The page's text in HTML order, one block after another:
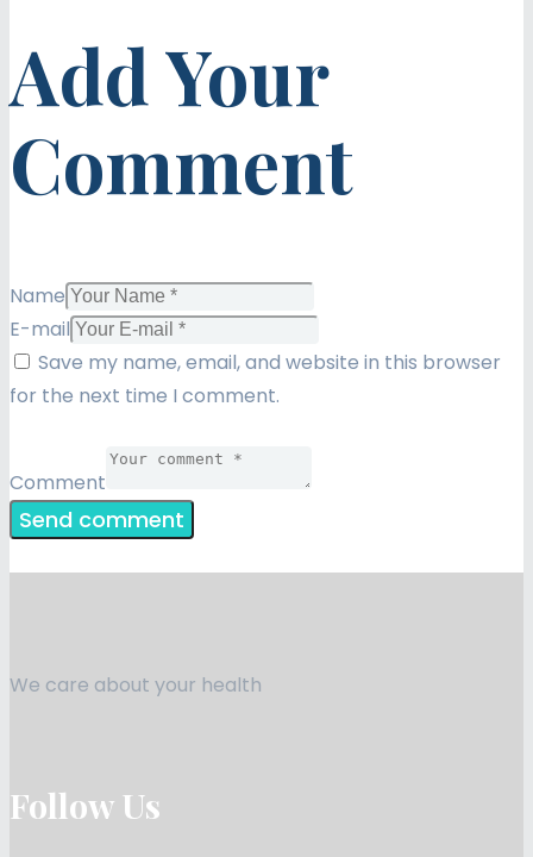
Add Your
Comment
Name
E-mail
Save my name, email, and website in this browser
for the next time I comment.
Comment
We care about your health
Follow Us